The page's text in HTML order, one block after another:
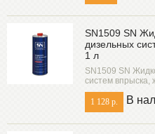
SN1509 SN
дизельных
1 л
SN1509 SN
систем впрыска,
1 128 р. В